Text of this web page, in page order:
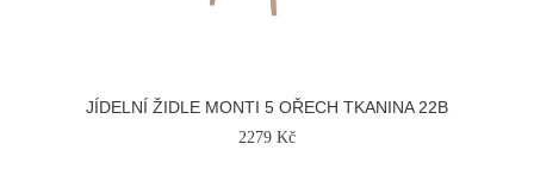
JÍDELNÍ ŽIDLE MONTI 5 OŘECH TKANINA 22B
2279 Kč